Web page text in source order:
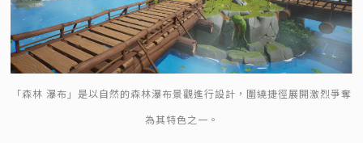
「森林 瀑布」是以自然的森林瀑布景觀進行設計，圍繞捷徑展開激烈爭奪
為其特色之一。